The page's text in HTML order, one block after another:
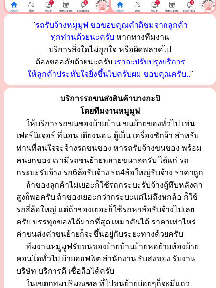
"รถรับจ้างหมูมูฟ ขอขอบคุณคำติชมจากลูกค้า
ทุกท่านด้วยนะครับ หากทางทีมงาน
บริการสิ่งใดไม่ถูกใจ หรือผิดพลาดไป
ต้องขออภัยด้วยนะครับ เราจะปรับปรุงบริการ
ให้ลูกค้าประทับใจยิ่งขึ้นไปครับผม ขอบคุณครับ.."
บริการรถขนส่งสินค้าบางกะปิ
โดยทีมงานหมูมูฟ
ให้บริการรถขนของย้ายบ้าน ขนย้ายของทั่วไป เช่น
เฟอร์นิเจอร์ ที่นอน เตียงนอน ตู้เย็น เครื่องซักผ้า สำหรับ
ท่านที่สนใจจะจ้างรถขนของ หารถรับจ้างขนของ พร้อม
คนยกของ เรามีรถขนย้ายหลายขนาดครับ ได้แก่ รถ
กระบะรับจ้าง รถ6ล้อรับจ้าง รถ4ล้อใหญ่รับจ้าง ราคาถูก
ถ้าของลูกค้าไม่เยอะก็ใช้รถกระบะรับจ้างตู้ทึบหลังคา
สูงก็พอครับ ถ้าของเยอะกว่ากระบะแต่ไม่ถึงหกล้อ ก็ใช้
รถสี่ล้อใหญ่ แต่ถ้าของเยอะก็ใช้รถหกล้อรับจ้างไปเลย
ครับ บรรทุกของได้มากที่สุด เหมาคันได้ ราคาเท่าไหร่
ค่าขนส่งค่าขนย้ายก็จะขึ้นอยู่กับระยะทางด้วยครับ
ทีมงานหมูมูฟรับขนของย้ายบ้านย้ายหอย้ายห้องย้าย
คอนโดทั่วไป ย้ายออฟฟิต สำนักงาน รับส่งของ รับงาน
บริษัท บริการดี เชื่อถือได้ครับ
ในเขตกทมปริมณฑล ที่ไปขนย้ายบ่อยๆก็จะมีแถว